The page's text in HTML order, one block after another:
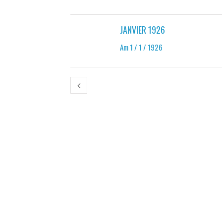
JANVIER 1926
Am 1 / 1 / 1926